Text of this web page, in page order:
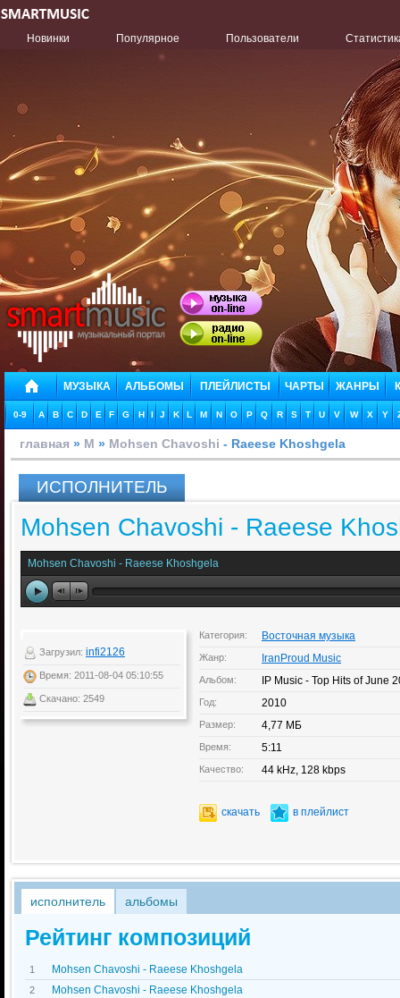
Новинки Популярное Пользователи
МУЗЫКА АЛЬБОМЫ ПЛЕЙЛИСТЫ ЧАРТЫ ЖАНРЫ
0-9 A B C D E F G H I J K L M N O P Q R S T U V W X Y
главная » M » Mohsen Chavoshi - Raeese Khoshgela
ИСПОЛНИТЕЛЬ
Mohsen Chavoshi - Raeese
Mohsen Chavoshi - Raeese Khoshgela
Загрузил: infi2126
Время: 2011-08-04 05:10:55
Скачано: 2549
Категория: Восточная музыка
Жанр: IranProud Music
Альбом: IP Music - Top Hits of June
Год: 2010
Размер: 4,77 МБ
Время: 5:11
Качество: 44 kHz, 128 kbps
скачать в плейлист
исполнитель альбомы
Рейтинг композиций
1 Mohsen Chavoshi - Raeese Khoshgela
2 Mohsen Chavoshi - Raeese Khoshgela